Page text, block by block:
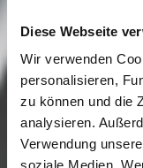
Diese Webseite
Wir verwenden
personalisieren,
zu können und die
analysieren.
Verwendung
soziale Medien,